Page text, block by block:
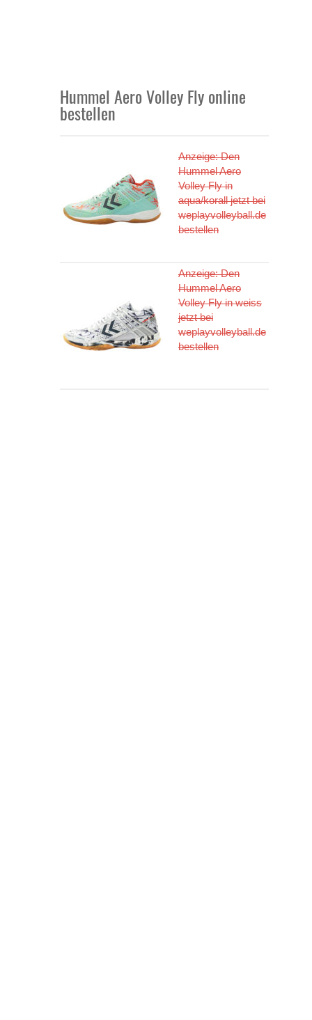
Hummel Aero Volley Fly online
bestellen
Anzeige: Den
Hummel Aero
Volley Fly in
aqua/korall jetzt bei
weplayvolleyball.de
bestellen
Anzeige: Den
Hummel Aero
Volley Fly in weiss
jetzt bei
weplayvolleyball.de
bestellen